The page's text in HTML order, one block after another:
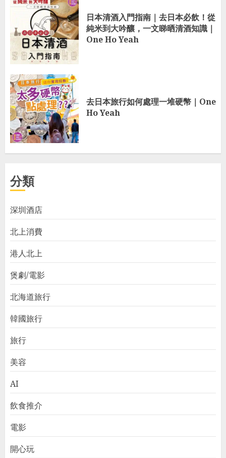
日本清酒入門指南｜去日本必飲！從
純米到大吟釀，一文睇晒清酒知識｜
One Ho Yeah
去日本旅行如何處理一堆硬幣｜One
Ho Yeah
分類
深圳酒店
北上消費
港人北上
煲劇/電影
北海道旅行
韓國旅行
旅行
美容
AI
飲食推介
電影
開心玩